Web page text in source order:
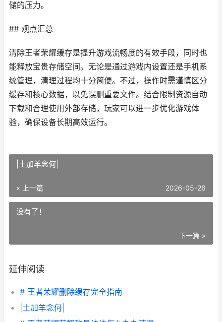
储的压力。
## 观点汇总
清除王者荣耀缓存是提升游戏流畅度的有效手段，同时也
能释放宝贵存储空间。无论是通过游戏内设置还是手机系
统管理，清理过程均十分简便。不过，操作时需谨慎区分
缓存和核心数据，以免误删重要文件。结合限制资源自动
下载和合理使用外部存储，玩家可以进一步优化游戏体
验，确保设备长期高效运行。
|土加羊念何|
« 上一篇 2026-05-26
没有了！
下一篇 »
延伸阅读
# 王者荣耀删除缓存完全指南
|土加羊念何|